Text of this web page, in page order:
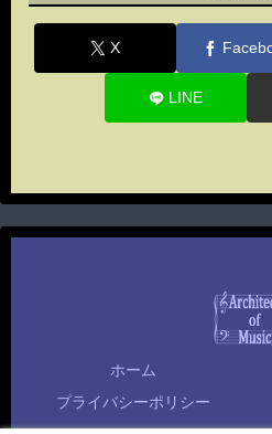
X
LINE
ホーム
プライバシーポリシー